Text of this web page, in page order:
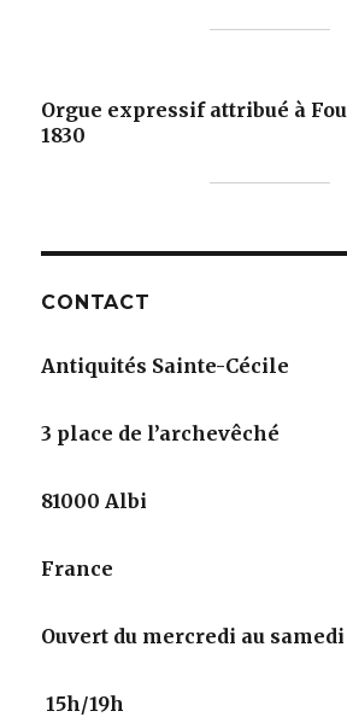
Orgue expressif attribué à
1830
CONTACT
Antiquités Sainte-Cécile
3 place de l’archevêché
81000 Albi
France
Ouvert du mercredi au samedi
15h/19h